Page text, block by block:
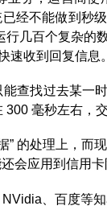
经不能做到秒
几百个复杂的
速收到回复信息。
查找过去某一
毫秒左右，
的处理上，而
会应用到信用卡
、百度等